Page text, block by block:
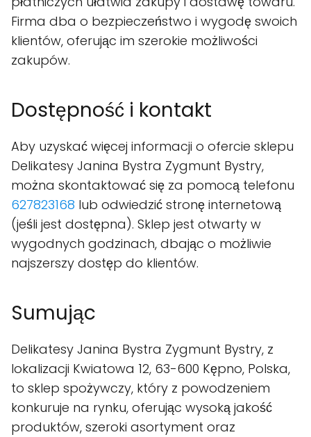
Firma dba o bezpieczeństwo i wygodę swoich
klientów, oferując im szerokie możliwości
zakupów.
Dostępność i kontakt
Aby uzyskać więcej informacji o ofercie sklepu
Delikatesy Janina Bystra Zygmunt Bystry,
można skontaktować się za pomocą telefonu
627823168 lub odwiedzić stronę internetową
(jeśli jest dostępna). Sklep jest otwarty w
wygodnych godzinach, dbając o możliwie
najszerszy dostęp do klientów.
Sumując
Delikatesy Janina Bystra Zygmunt Bystry, z
lokalizacji Kwiatowa 12, 63-600 Kępno, Polska,
to sklep spożywczy, który z powodzeniem
konkuruje na rynku, oferując wysoką jakość
produktów, szeroki asortyment oraz